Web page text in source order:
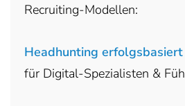
Recruiting-Modellen:
Headhunting erfolgsbasiert
für Digital-Spezialisten &